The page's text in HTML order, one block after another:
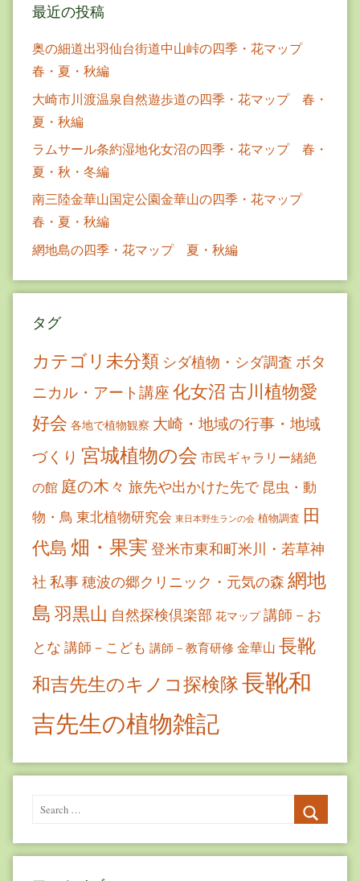
最近の投稿
奥の細道出羽仙台街道中山峠の四季・花マップ
春・夏・秋編
大崎市川渡温泉自然遊歩道の四季・花マップ 春・
夏・秋編
ラムサール条約湿地化女沼の四季・花マップ 春・
夏・秋・冬編
南三陸金華山国定公園金華山の四季・花マップ
春・夏・秋編
網地島の四季・花マップ 夏・秋編
タグ
カテゴリ未分類 シダ植物・シダ調査 ボタ
ニカル・アート講座 化女沼古川植物愛
好会 各地で植物観察 大崎・地域の行事・地域
づくり 宮城植物の会 市民ギャラリー緒絶
の館 庭の木々 旅先や出かけた先で 昆虫・動
物・鳥 東北植物研究会 東日本野生ランの会 植物調査 田
代島 畑・果実 登米市東和町米川・若草神
社 私事穂波の郷クリニック・元気の森 網地
島 羽黒山 自然探検倶楽部 花マップ 講師－お
とな 講師－こども 講師－教育研修 金華山 長靴
和吉先生のキノコ探検隊長靴和
吉先生の植物雑記
Search